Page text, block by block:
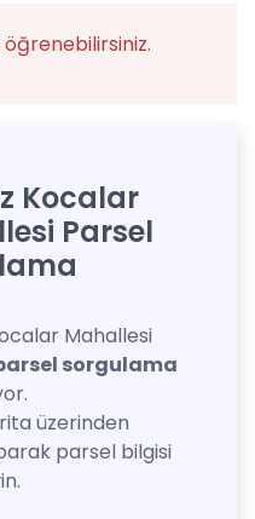
öğrenebilirsiniz.
Kocalar
Parsel
Mahallesi
sorgulama
üzerinden
parsel bilgisi